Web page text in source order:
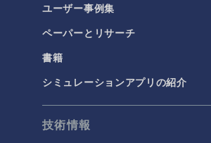
ユーザー事例集
ペーパーとリサーチ
書籍
シミュレーションアプリの紹介
技術情報